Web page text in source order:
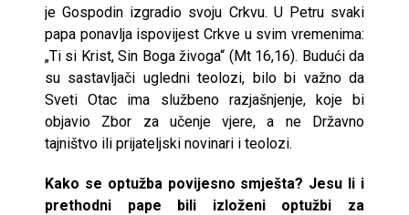
je Gospodin izgradio svoju Crkvu. U Petru svaki
papa ponavlja ispovijest Crkve u svim vremenima:
„Ti si Krist, Sin Boga živoga“ (Mt 16,16). Budući da
su sastavljači ugledni teolozi, bilo bi važno da
Sveti Otac ima službeno razjašnjenje, koje bi
objavio Zbor za učenje vjere, a ne Državno
tajništvo ili prijateljski novinari i teolozi.
Kako se optužba povijesno smješta? Jesu li i
prethodni pape bili izloženi optužbi za